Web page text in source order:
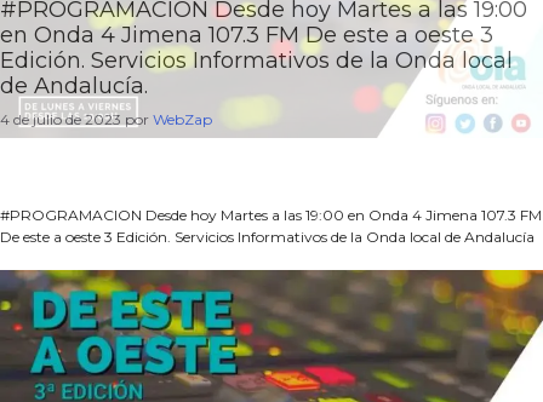
#PROGRAMACION Desde hoy Martes a las 19:00
en Onda 4 Jimena 107.3 FM De este a oeste 3
Edición. Servicios Informativos de la Onda local
de Andalucía.
4 de julio de 2023 por WebZap
#PROGRAMACION Desde hoy Martes a las 19:00 en Onda 4 Jimena 107.3 FM
De este a oeste 3 Edición. Servicios Informativos de la Onda local de Andalucía